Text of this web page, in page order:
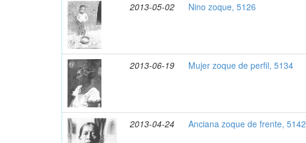
2013-05-02 Nino zoque, 5126
2013-06-19 Mujer zoque de perfil, 5134
2013-04-24 Anciana zoque de frente, 5142